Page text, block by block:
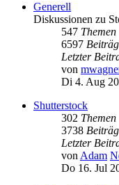
Generell
Diskussionen zu
547 Themen
6597
Letzter
von
Di 4. Aug
Shutterstock
302 Themen
3738
Letzter
vonAdam
Do 16. Jul